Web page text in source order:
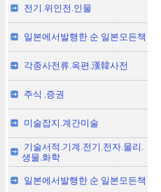
전기.위인전.인물
일본에서발행한 순 일본모든책
각종사전류.옥편.漢韓사전
주식 .증권
미술잡지.계간미술
기술서적.기계.전기.전자.물리.
생물.화학
일본에서발행한 순 일본모든책